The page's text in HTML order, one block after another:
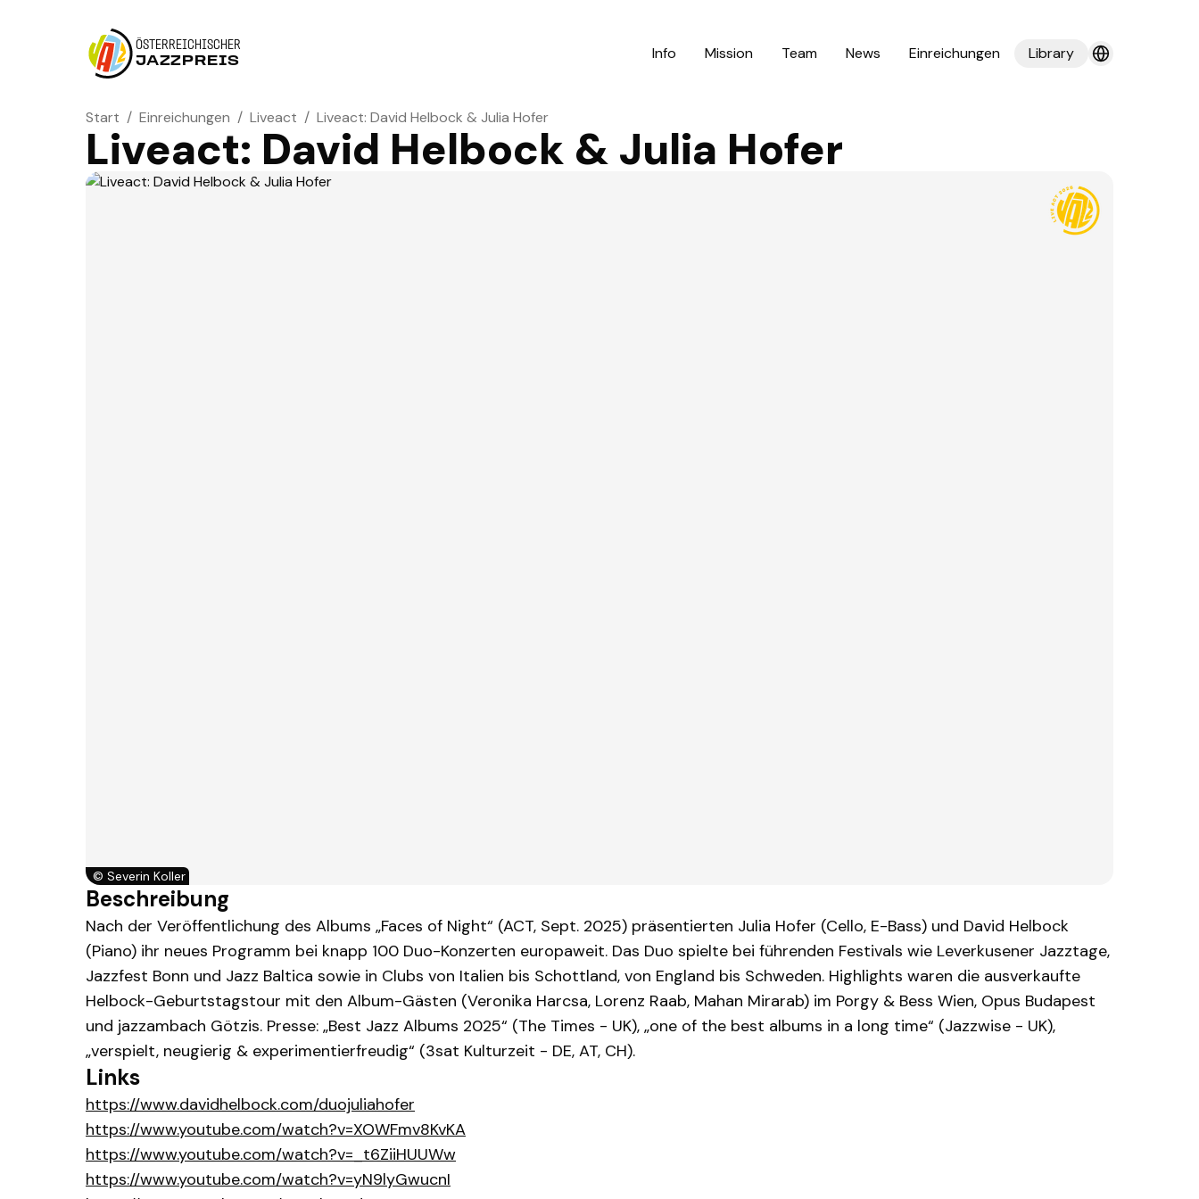
ÖSTERREICHISCHER
JAZZPREIS
Info Mission Team News Einreichungen Library
Start / Einreichungen / Liveact / Liveact: David Helbock & Julia Hofer
Liveact: David Helbock & Julia Hofer
© Severin Koller
Beschreibung
Nach der Veröffentlichung des Albums „Faces of Night“ (ACT, Sept. 2025) präsentierten Julia Hofer (Cello, E-Bass) und David Helbock
(Piano) ihr neues Programm bei knapp 100 Duo-Konzerten europaweit. Das Duo spielte bei führenden Festivals wie Leverkusener Jazztage,
Jazzfest Bonn und Jazz Baltica sowie in Clubs von Italien bis Schottland, von England bis Schweden. Highlights waren die ausverkaufte
Helbock-Geburtstagstour mit den Album-Gästen (Veronika Harcsa, Lorenz Raab, Mahan Mirarab) im Porgy & Bess Wien, Opus Budapest
und jazzambach Götzis. Presse: „Best Jazz Albums 2025“ (The Times - UK), „one of the best albums in a long time“ (Jazzwise - UK),
„verspielt, neugierig & experimentierfreudig“ (3sat Kulturzeit - DE, AT, CH).
Links
https://www.davidhelbock.com/duojuliahofer
https://www.youtube.com/watch?v=XOWFmv8KvKA
https://www.youtube.com/watch?v=_t6ZiiHUUWw
https://www.youtube.com/watch?v=yN9lyGwucnI